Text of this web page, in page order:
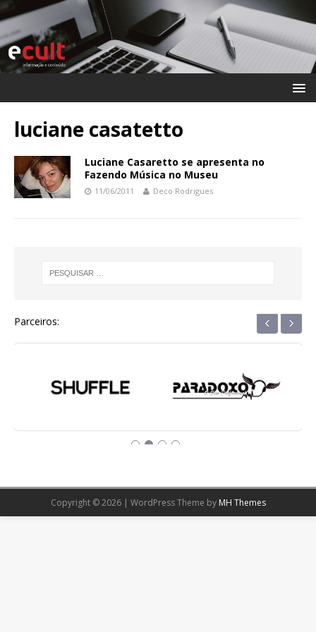
luciane casatetto
Luciane Casaretto se apresenta no
Fazendo Música no Museu
11/06/2011 Deco Rodrigues
Parceiros: ‹ ›
Copyright © 2026 | WordPress Theme by MH Themes